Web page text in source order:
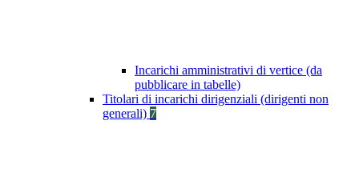
Incarichi amministrativi di vertice (da
pubblicare in tabelle)
Titolari di incarichi dirigenziali (dirigenti non
generali) 7